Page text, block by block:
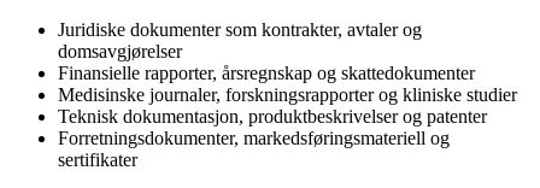
Juridiske dokumenter som kontrakter, avtaler og
domsavgjørelser
Finansielle rapporter, årsregnskap og skattedokumenter
Medisinske journaler, forskningsrapporter og kliniske studier
Teknisk dokumentasjon, produktbeskrivelser og patenter
Forretningsdokumenter, markedsføringsmateriell og
sertifikater